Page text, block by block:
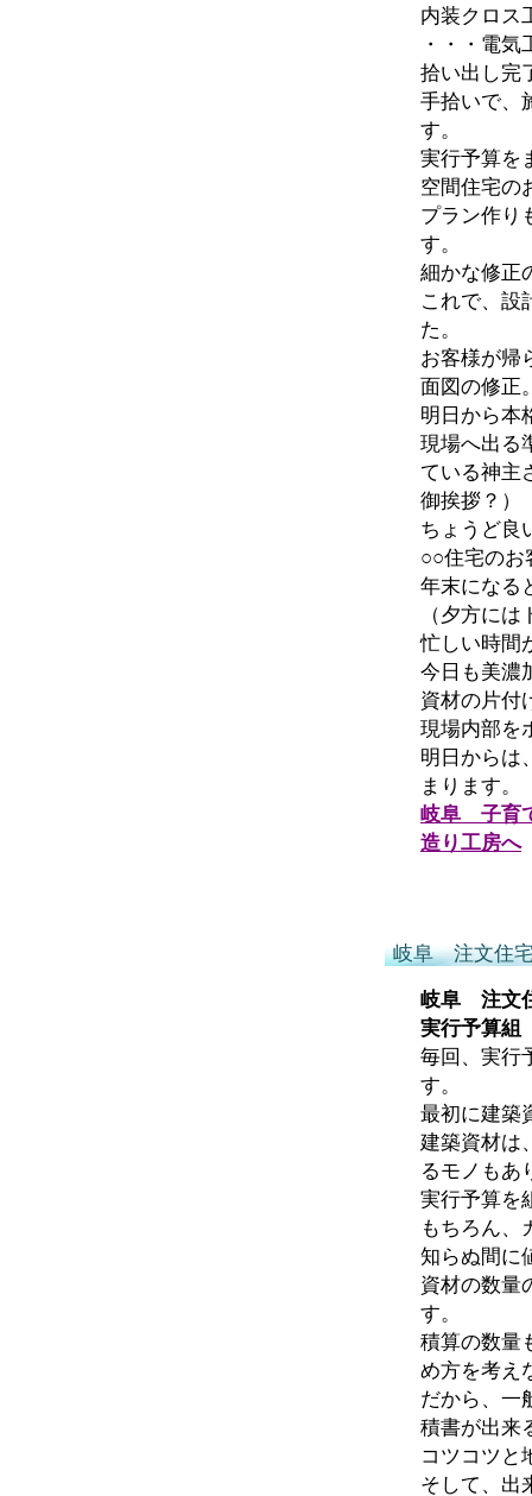
内装クロス
・・・電
拾い出し完
手拾いで、
す。
実行予算を
空間住宅の
プラン作り
す。
細かな修正
これで、設
た。
お客様が帰
面図の修正
明日から本
現場へ出る
ている神主
御挨拶？）
ちょうど良
○○住宅のお
年末になる
（夕方に
忙しい時間
今日も美濃
資材の片付
現場内部を
明日からは
まります。
岐阜 子育
造り工房へ
岐阜 注文住
岐阜 注文
実行予算組
毎回、実行
す。
最初に建築
建築資材は
るモノもあ
実行予算を
もちろん、
知らぬ間に
資材の数量
す。
積算の数量
め方を考え
だから、一
積書が出来
コツコツと
そして、出